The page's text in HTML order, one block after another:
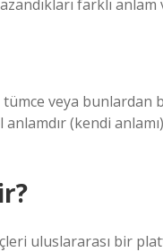
farklı
veya bunlardan
(kendi
uluslararası bir